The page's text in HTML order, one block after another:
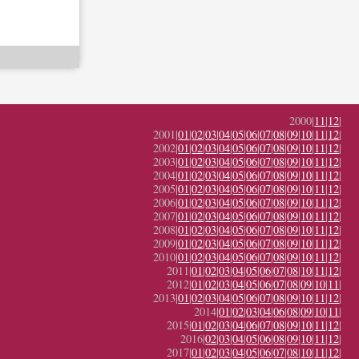
2000|11|12|
2001|01|02|03|04|05|06|07|08|09|10|11|12|
2002|01|02|03|04|05|06|07|08|09|10|11|12|
2003|01|02|03|04|05|06|07|08|09|10|11|12|
2004|01|02|03|04|05|06|07|08|09|10|11|12|
2005|01|02|03|04|05|06|07|08|09|10|11|12|
2006|01|02|03|04|05|06|07|08|09|10|11|12|
2007|01|02|03|04|05|06|07|08|09|10|11|12|
2008|01|02|03|04|05|06|07|08|09|10|11|12|
2009|01|02|03|04|05|06|07|08|09|10|11|12|
2010|01|02|03|04|05|06|07|08|09|10|11|12|
2011|01|02|03|04|05|06|07|08|10|11|12|
2012|01|02|03|04|05|06|07|08|09|10|11|
2013|01|02|03|04|05|06|07|08|09|10|11|12|
2014|01|02|03|04|06|08|09|10|11|
2015|01|02|03|04|06|07|08|09|10|11|12|
2016|02|03|04|05|06|08|09|10|11|12|
2017|01|02|03|04|05|06|07|08|10|11|12|